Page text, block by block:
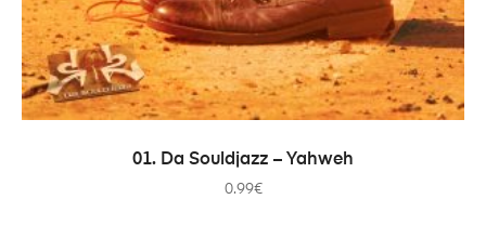
ДОДАТИ В КОШИК
01. Da Souldjazz – Yahweh
0.99€